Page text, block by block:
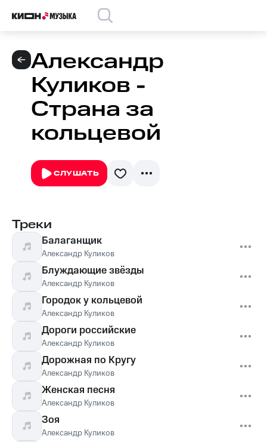
Александр
Куликов -
Страна за
кольцевой
СЛУШАТЬ
Треки
Балаганщик
Александр Куликов
Блуждающие звёзды
Александр Куликов
Городок у кольцевой
Александр Куликов
Дороги российские
Александр Куликов
Дорожная по Кругу
Александр Куликов
Женская песня
Александр Куликов
Зоя
Александр Куликов